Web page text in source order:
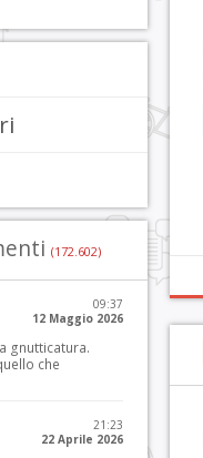
(172.602)
09:37
12 Maggio 2026
gnutticatura.
che
21:23
22 Aprile 2026